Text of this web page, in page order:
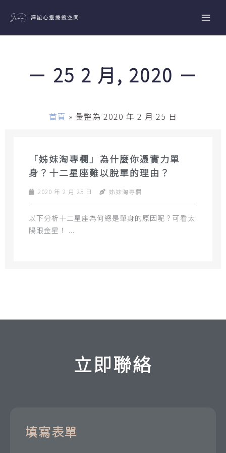
主
－ 25 2 月, 2020 －
首頁 » 彙整為 2020 年 2 月 25 日
「姊妹淘專欄」為什麼你憑實力單
身？十二星座難以脫單的理由？
2020 年 2 月 25 日 姊妹淘專欄
以下分析十二星座為何總是單身的原因呢？可看太
陽跟金星！ ...
立即聯絡
填寫表單